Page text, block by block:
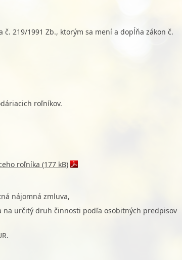
219/1991 Zb., ktorým sa mení a dopĺňa zákon č.
roľníkov.
roľníka (177 kB)
nájomná zmluva,
určitý druh činnosti podľa osobitných predpisov